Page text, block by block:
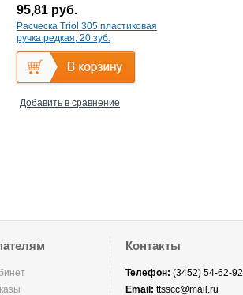
95,81 руб.
Расческа Triol 305 пластиковая
ручка редкая, 20 зуб.
Добавить в сравнение
Контакты
Телефон: (3452) 54-62-92
Email: ttsscc@mail.ru